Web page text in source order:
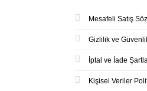
Mesafeli Satış
Gizlilik ve
İptal ve İade
Kişisel Veriler